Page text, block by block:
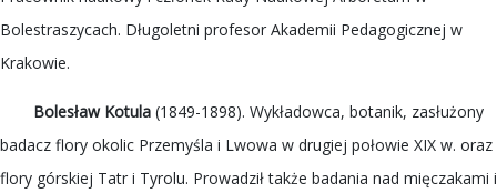
Bolestraszycach. Długoletni profesor Akademii Pedagogicznej w
Krakowie.
Bolesław Kotula (1849-1898). Wykładowca, botanik, zasłużony
badacz flory okolic Przemyśla i Lwowa w drugiej połowie XIX w. oraz
flory górskiej Tatr i Tyrolu. Prowadził także badania nad mięczakami i